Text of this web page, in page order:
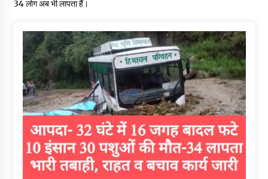
34 लोग अब भी लापता हैं।